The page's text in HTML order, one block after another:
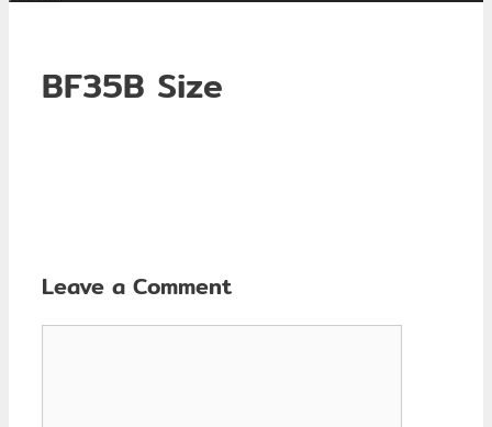
BF35B Size
Leave a Comment